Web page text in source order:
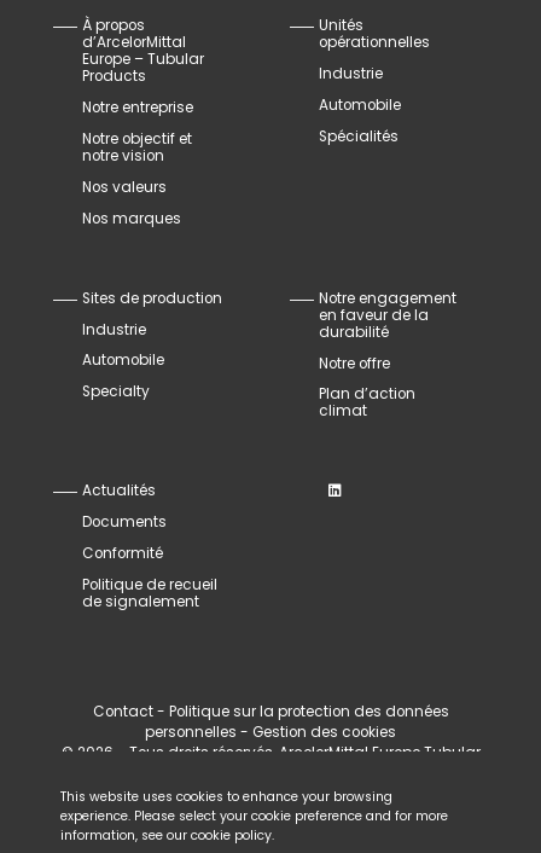
À propos
d’ArcelorMittal
Europe – Tubular
Products
Notre entreprise
Notre objectif et
notre vision
Nos valeurs
Nos marques
Unités
opérationnelles
Industrie
Automobile
Spécialités
Sites de production
Industrie
Automobile
Specialty
Notre engagement
en faveur de la
durabilité
Notre offre
Plan d’action
climat
Actualités
Documents
Conformité
Politique de recueil
de signalement
Contact - Politique sur la protection des données
personnelles - Gestion des cookies
© 2026 - Tous droits réservés, ArcelorMittal Europe Tubular
This website uses cookies to enhance your browsing
experience. Please select your cookie preference and for more
information, see our cookie policy.